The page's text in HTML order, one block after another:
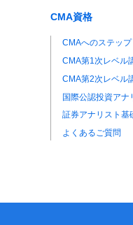
CMA資格
CMAへのステップ
CMA第1次レベル
CMA第2次レベル
国際公認投資アナ
証券アナリスト基
よくあるご質問